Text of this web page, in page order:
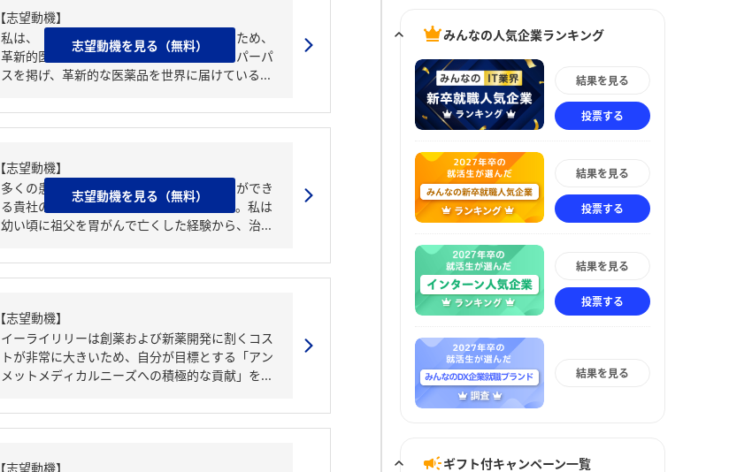
【志望動機】
私は、「世界中の人々のより豊かな人生のため、
革新的医薬品に思いやりを込めて」というパーパ
スを掲げ、革新的な医薬品を世界に届けている...
志望動機を見る（無料）
【志望動機】
多くの患者様に届く薬に、直接携わることができ
る貴社の品質管理職に魅力を感じています。私は
幼い頃に祖父を胃がんで亡くした経験から、治...
志望動機を見る（無料）
【志望動機】
イーライリリーは創薬および新薬開発に割くコス
トが非常に大きいため、自分が目標とする「アン
メットメディカルニーズへの積極的な貢献」を...
【志望動機】
みんなの人気企業ランキング
結果を見る
投票する
結果を見る
投票する
結果を見る
投票する
結果を見る
ギフト付キャンペーン一覧